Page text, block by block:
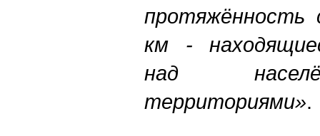
протяжённость
км -
над
территориями».